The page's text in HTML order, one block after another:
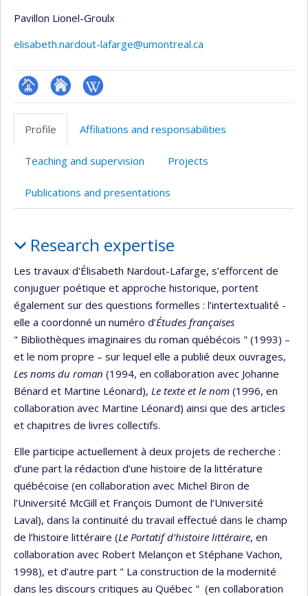
Pavillon Lionel-Groulx
elisabeth.nardout-lafarge@umontreal.ca
Page Site
l’unité
recherche
Wiki
Profile
Affiliations and responsabilities
Teaching and supervision Projects
Publications and presentations
Research expertise
Les travaux d'Élisabeth Nardout-Lafarge, s’efforcent de
conjuguer poétique et approche historique, portent
également sur des questions formelles : l’intertextualité -
elle a coordonné un numéro d’Études françaises
" Bibliothèques imaginaires du roman québécois " (1993) –
et le nom propre – sur lequel elle a publié deux ouvrages,
Les noms du roman (1994, en collaboration avec Johanne
Bénard et Martine Léonard), Le texte et le nom (1996, en
collaboration avec Martine Léonard) ainsi que des articles
et chapitres de livres collectifs.
Elle participe actuellement à deux projets de recherche :
d’une part la rédaction d’une histoire de la littérature
québécoise (en collaboration avec Michel Biron de
l’Université McGill et François Dumont de l’Université
Laval), dans la continuité du travail effectué dans le champ
de l’histoire littéraire (Le Portatif d’histoire littéraire, en
collaboration avec Robert Melançon et Stéphane Vachon,
1998), et d’autre part " La construction de la modernité
dans les discours critiques au Québec " (en collaboration